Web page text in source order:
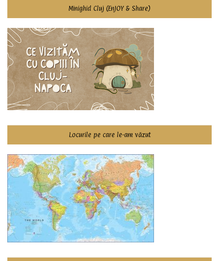
Minighid Cluj (EnJOY & Share)
Locurile pe care le-am văzut